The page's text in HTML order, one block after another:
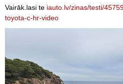
Vairāk.lasi te iauto.lv/zinas/testi/
toyota-c-hr-video